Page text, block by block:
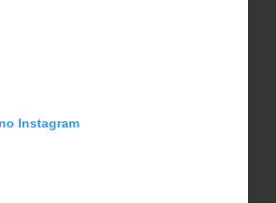
Instagram